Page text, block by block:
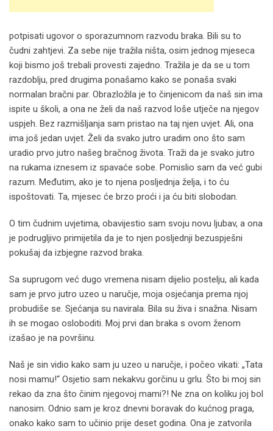
potpisati ugovor o sporazumnom razvodu braka. Bili su to
čudni zahtjevi. Za sebe nije tražila ništa, osim jednog mjeseca
koji bismo još trebali provesti zajedno. Tražila je da se u tom
razdoblju, pred drugima ponašamo kako se ponaša svaki
normalan bračni par. Obrazložila je to činjenicom da naš sin ima
ispite u školi, a ona ne želi da naš razvod loše utječe na njegov
uspjeh. Bez razmišljanja sam pristao na taj njen uvjet. Ali, ona
ima još jedan uvjet. Želi da svako jutro uradim ono što sam
uradio prvo jutro našeg bračnog života. Traži da je svako jutro
na rukama iznesem iz spavaće sobe. Pomislio sam da već gubi
razum. Međutim, ako je to njena posljednja želja, i to ću
ispoštovati. Ta, mjesec će brzo proći i ja ću biti slobodan.
O tim čudnim uvjetima, obavijestio sam svoju novu ljubav, a ona
je podrugljivo primijetila da je to njen posljednji bezuspješni
pokušaj da izbjegne razvod braka.
Sa suprugom već dugo vremena nisam dijelio postelju, ali kada
sam je prvo jutro uzeo u naručje, moja osjećanja prema njoj
probudiše se. Sjećanja su navirala. Bila su živa i snažna. Nisam
ih se mogao osloboditi. Moj prvi dan braka s ovom ženom
izašao je na površinu.
Naš je sin vidio kako sam ju uzeo u naručje, i počeo vikati: „Tata
nosi mamu!“ Osjetio sam nekakvu gorčinu u grlu. Što bi moj sin
rekao da zna što činim njegovoj mami?! Ne zna on koliku joj bol
nanosim. Odnio sam je kroz dnevni boravak do kućnog praga,
onako kako sam to učinio prije deset godina. Ona je zatvorila